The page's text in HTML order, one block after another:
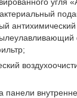
угля
антихимический
панели